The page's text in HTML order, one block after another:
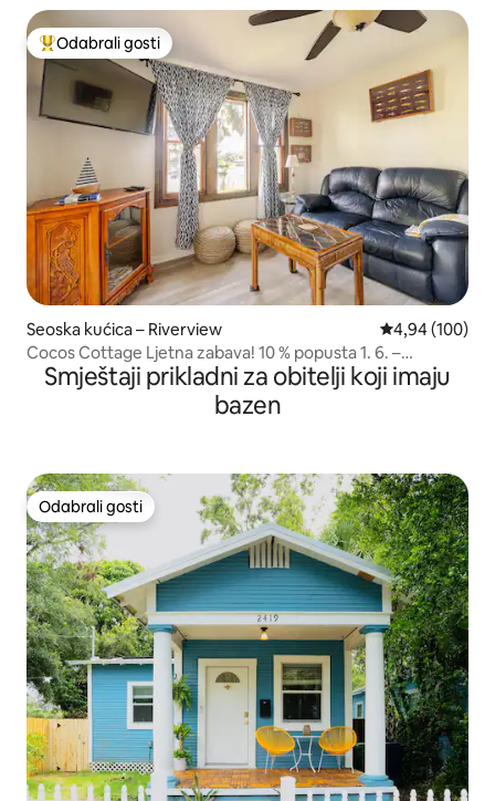
Među najviše rangiranima s oznakom „Odabrali gosti”
Odabrali gosti
Seoska kućica – Riverview Prosječna
4,94 (100)
Cocos Cottage Ljetna zabava! 10 % popusta 1. 6. –
31. 8. 2026.
Smještaji prikladni za obitelji koji imaju
bazen
Odabrali gosti
Odabrali gosti